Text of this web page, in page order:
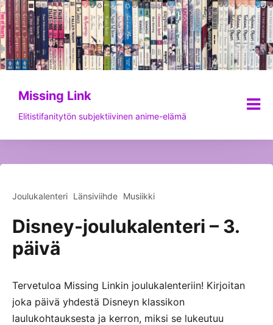
Siirry
sisältöön
Missing Link
Elitistifanitytön subjektiivinen anime-elämä
Joulukalenteri Länsiviihde Musiikki
Disney-joulukalenteri – 3.
päivä
Tervetuloa Missing Linkin joulukalenteriin! Kirjoitan
joka päivä yhdestä Disneyn klassikon
laulukohtauksesta ja kerron, miksi se lukeutuu